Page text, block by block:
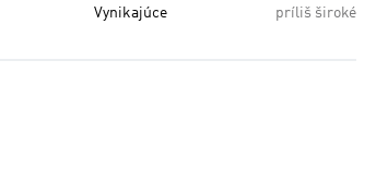
Vynikajúce príliš široké